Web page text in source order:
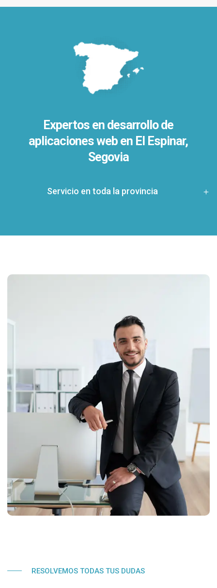
Expertos en desarrollo de
aplicaciones web en El Espinar,
Segovia
Servicio en toda la provincia
RESOLVEMOS TODAS TUS DUDAS